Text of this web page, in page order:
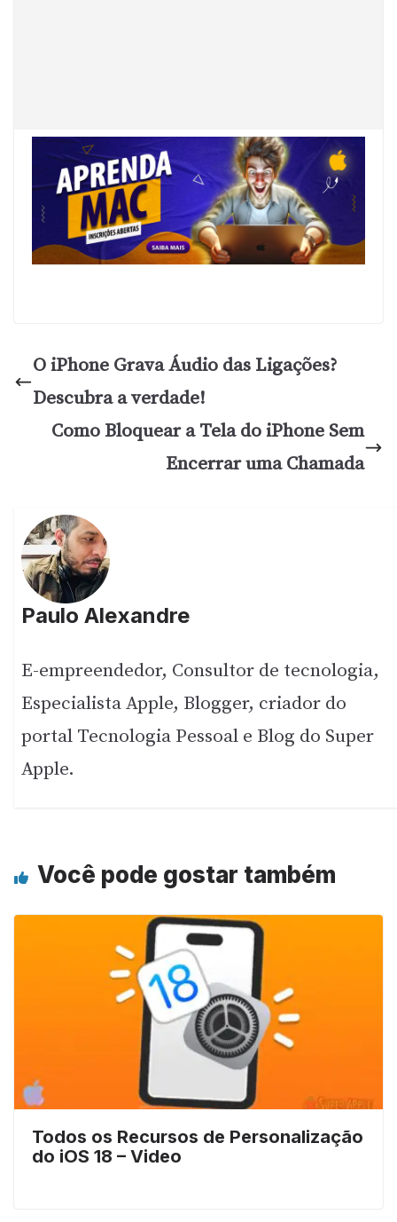
O iPhone Grava Áudio das Ligações?
Descubra a verdade!
Como Bloquear a Tela do iPhone Sem
Encerrar uma Chamada
Paulo Alexandre
E-empreendedor, Consultor de tecnologia,
Especialista Apple, Blogger, criador do
portal Tecnologia Pessoal e Blog do Super
Apple.
Você pode gostar também
Todos os Recursos de Personalização
do iOS 18 – Video